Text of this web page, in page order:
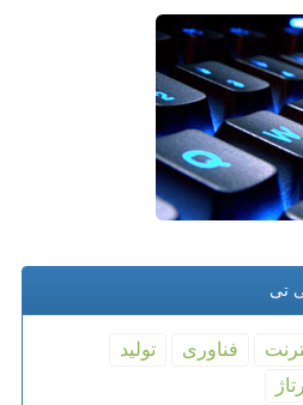
تی
فناوری
تولید